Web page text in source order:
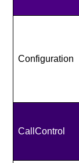
Configuration
CallControl